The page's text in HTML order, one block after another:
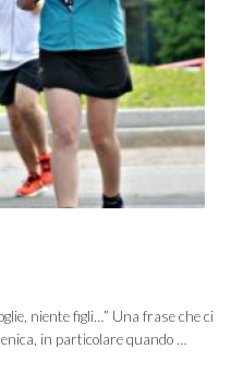
niente figli…” Una frase che ci
in particolare quando …